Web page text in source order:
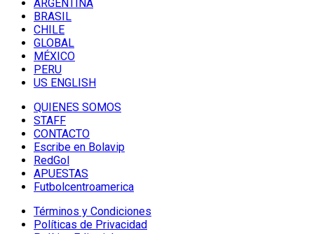
ARGENTINA
BRASIL
CHILE
GLOBAL
MÉXICO
PERU
US ENGLISH
QUIENES SOMOS
STAFF
CONTACTO
Escribe en Bolavip
RedGol
APUESTAS
Futbolcentroamerica
Términos y Condiciones
Políticas de Privacidad